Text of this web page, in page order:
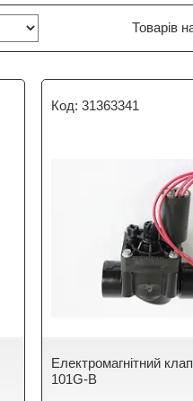
31363341
Електромагнітний
101G-B